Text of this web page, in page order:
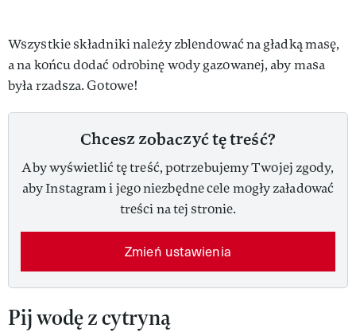
Wszystkie składniki należy zblendować na gładką masę,
a na końcu dodać odrobinę wody gazowanej, aby masa
była rzadsza. Gotowe!
Chcesz zobaczyć tę treść?
Aby wyświetlić tę treść, potrzebujemy Twojej zgody,
aby Instagram i jego niezbędne cele mogły załadować
treści na tej stronie.
Zmień ustawienia
Pij wodę z cytryną